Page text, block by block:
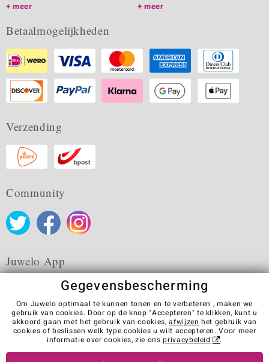
meer
meer
Betaalmogelijkheden
Verzending
Community
Juwelo App
Algemene verkoopvoorwaarden Privacybeleid
Cookies
Colofon
Contact
Contract herroepen
Gegevensbescherming
Om Juwelo optimaal te kunnen tonen en te verbeteren , maken we
gebruik van cookies. Door op de knop "Accepteren" te klikken, kunt u
akkoord gaan met het gebruik van cookies,afwijzen het gebruik van
cookies of beslissen welk type cookies u wilt accepteren. Voor meer
informatie over cookies, zie onsprivacybeleid .